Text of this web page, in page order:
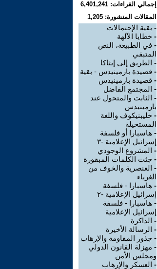
إجمالي القراءات: 6,401,241
المقالات المنشورة: 1,205
- بقية الإحتمالات
- خطايا الآلهة
- في الطبيعة، النص
المتبقي
- الطريق إلى إيثاكا
- قصيدة بارمينيدس - بقية
- قصيدة بارمينيدس
- المجتمع الفاضل
- الثابت والمتحول عند
بارمينيدس
- خليبنيكوف واللغة
المستحيلة
- هاسبارا أو فلسفة
إسرائيل الإعلامية -٣
- المشروع الوجودي
- جثت الكلمات المبقورة
- العنصرية والخوف من
الغرباء
- هاسبارا - فلسفة
إسرائيل الإعلامية -٢
- هاسبارا - فلسفة
إسرائيل الإعلامية
- الذاكرة
- الرسالة الأخيرة
- جذور المقاومة والإرهاب
- مهزلة القانون الدولي
ومجلس الأمن
- العسكر والإرهاب